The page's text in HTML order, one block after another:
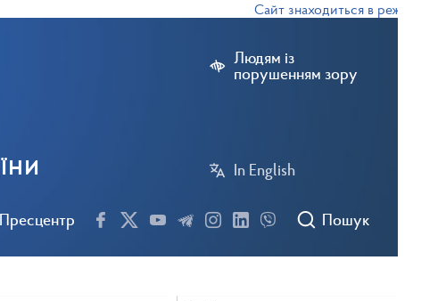
Сайт знаходиться в режимі
Людям із
порушенням зору
In English
Пресцентр Пошук